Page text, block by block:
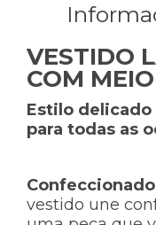
VESTIDO
COM
Estilo
para todas as
C
vestido une